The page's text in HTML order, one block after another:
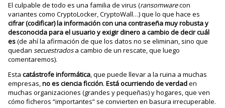
El culpable de todo es una familia de virus (ransomwarecon
variantes como CryptoLocker, CryptoWall…) que lo que hace es
cifrar (codificar) la información con una contraseña muy robusta y
desconocida para el usuario y exigir dinero a cambio de decir cuál
es(de ahí la afirmación de que los datos no se eliminan, sino que
quedansecuestradosa cambio de un rescate, que luego
comentaremos).
Estacatástrofe informática, que puede llevar a la ruina a muchas
empresas,no es ciencia ficción.Está ocurriendo de verdaden
muchas organizaciones (grandes y pequeñas) y hogares, que ven
cómo ficheros “importantes” se convierten en basura irrecuperable.